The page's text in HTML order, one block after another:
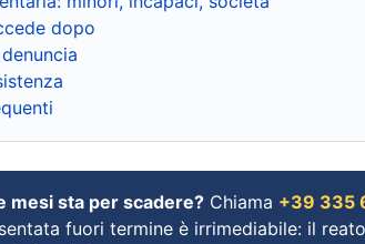
dopo
mesi sta per scadere? Chiama +39 335
fuori termine è irrimediabile: il